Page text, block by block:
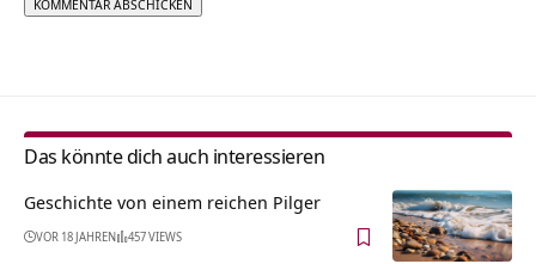
Das könnte dich auch interessieren
Geschichte von einem reichen Pilger
VOR 18 JAHREN 457 VIEWS